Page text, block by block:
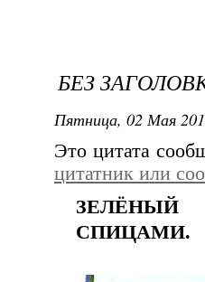
БЕЗ
Пятница, 02 Мая
Это цитата
цитатник или
СПИЦАМИ.